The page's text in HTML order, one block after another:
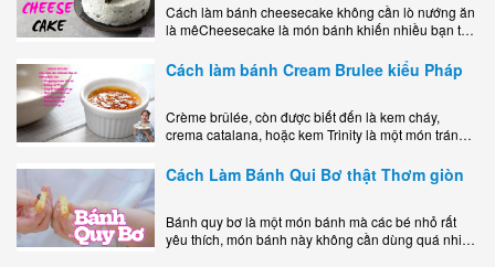
Cách làm bánh cheesecake không cần lò nướng ăn
là mêCheesecake là món bánh khiến nhiều bạn trẻ
kem..
Cách làm bánh Cream Brulee kiểu Pháp
Crème brûlée, còn được biết đến là kem cháy,
crema catalana, hoặc kem Trinity là một món tráng
lớp..
Cách Làm Bánh Qui Bơ thật Thơm giòn
Bánh quy bơ là một món bánh mà các bé nhỏ rất
yêu thích, món bánh này không cần dùng quá nhiều